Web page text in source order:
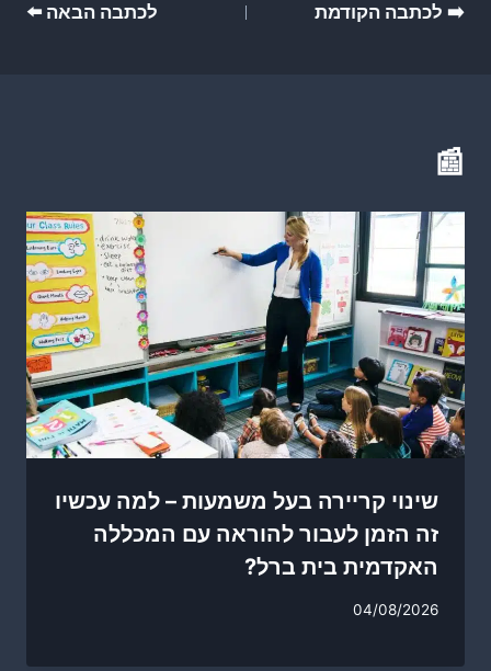
ניווט
➡️ לכתבה הקודמת לכתבה הבאה ⬅️
📰
שינוי קריירה בעל משמעות – למה עכשיו
זה הזמן לעבור להוראה עם המכללה
האקדמית בית ברל?
04/08/2026